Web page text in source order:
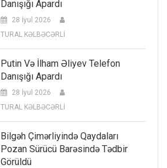
Danışığı Apardı
28 İyul 2026
TURAL KƏLBƏCƏRLİ
Putin Və İlham Əliyev Telefon
Danışığı Apardı
28 İyul 2026
TURAL KƏLBƏCƏRLİ
Bilgəh Çimərliyində Qaydaları
Pozan Sürücü Barəsində Tədbir
Görüldü